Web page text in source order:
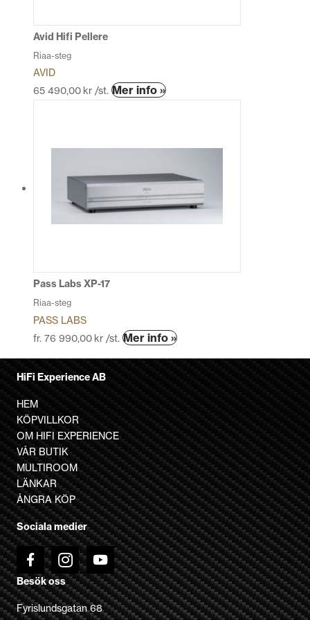
Avid Hifi Pellere
Riaa-steg
AVID
65 490,00 kr /st. Mer info »Den
flera
De
olika
Pass Labs XP-17
Riaa-steg
PASS LABS
fr. 76 990,00 kr /st. Mer info »Den
varianter.
De
olika
alternativen
kan
väljas
på
produktsidan
HiFi Experience AB
HEM
KÖPVILLKOR
OM HIFI EXPERIENCE
VÅR BUTIK
MULTIROOM
LÄNKAR
ÅNGRA KÖP
Sociala medier
Besök oss
Fyrislundsgatan 68